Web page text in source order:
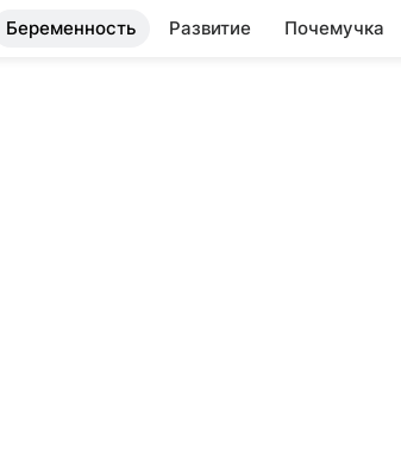
Беременность Развитие Почемучка